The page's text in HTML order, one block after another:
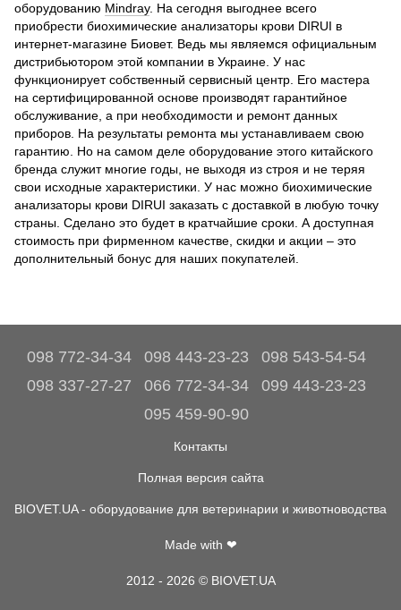
оборудованию Mindray. На сегодня выгоднее всего
приобрести биохимические анализаторы крови DIRUI в
интернет-магазине Биовет. Ведь мы являемся официальным
дистрибьютором этой компании в Украине. У нас
функционирует собственный сервисный центр. Его мастера
на сертифицированной основе производят гарантийное
обслуживание, а при необходимости и ремонт данных
приборов. На результаты ремонта мы устанавливаем свою
гарантию. Но на самом деле оборудование этого китайского
бренда служит многие годы, не выходя из строя и не теряя
свои исходные характеристики. У нас можно биохимические
анализаторы крови DIRUI заказать с доставкой в любую точку
страны. Сделано это будет в кратчайшие сроки. А доступная
стоимость при фирменном качестве, скидки и акции – это
дополнительный бонус для наших покупателей.
098 772-34-34 098 443-23-23
098 543-54-54
098 337-27-27
066 772-34-34
099 443-23-23
095 459-90-90
Контакты
Полная версия сайта
BIOVET.UA - оборудование для ветеринарии и животноводства
Made with ❤
2012 - 2026 © BIOVET.UA